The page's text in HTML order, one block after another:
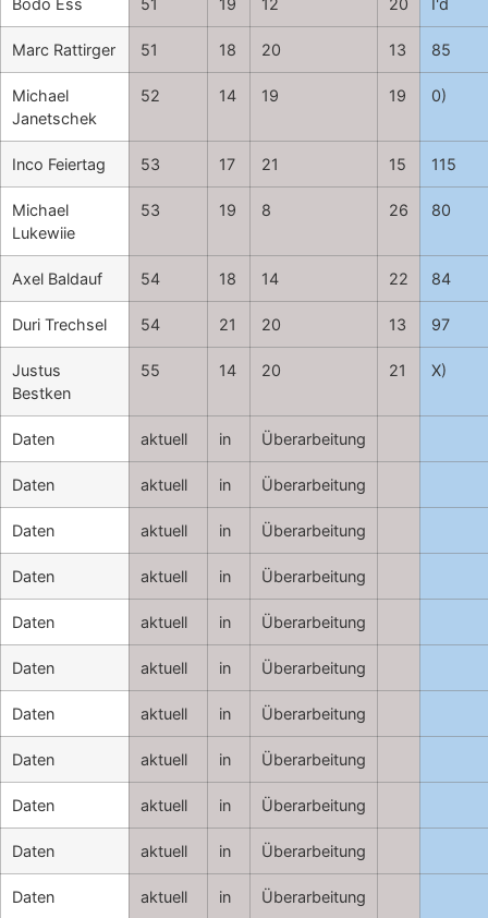
Bodo Ess 51 19 12 20 I'd
Marc Rattirger 51 18 20 13 85
Michael
Janetschek
52 14 19 19 0)
Inco Feiertag 53 17 21 15 115
Michael
Lukewiie
53 19 8 26 80
Axel Baldauf 54 18 14 22 84
Duri Trechsel 54 21 20 13 97
Justus
Bestken
55 14 20 21 X)
Daten aktuell in Überarbeitung
Daten aktuell in Überarbeitung
Daten aktuell in Überarbeitung
Daten aktuell in Überarbeitung
Daten aktuell in Überarbeitung
Daten aktuell in Überarbeitung
Daten aktuell in Überarbeitung
Daten aktuell in Überarbeitung
Daten aktuell in Überarbeitung
Daten aktuell in Überarbeitung
Daten aktuell in Überarbeitung